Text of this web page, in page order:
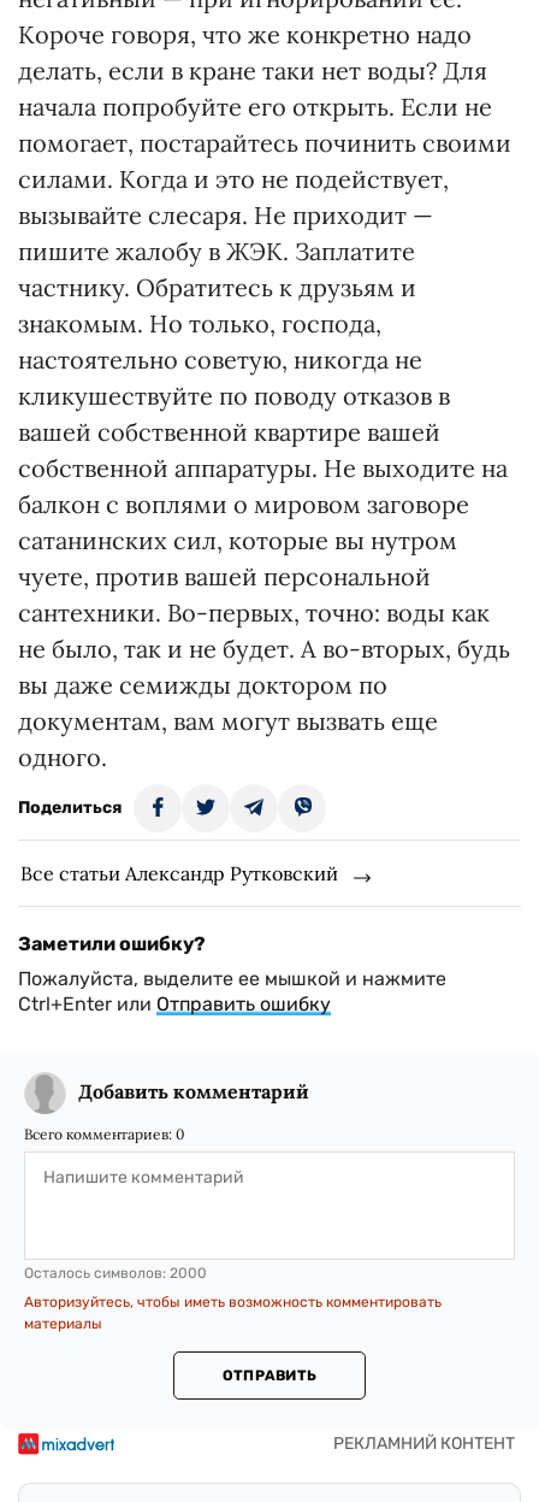
Короче говоря, что же конкретно надо
делать, если в кране таки нет воды? Для
начала попробуйте его открыть. Если не
помогает, постарайтесь починить своими
силами. Когда и это не подействует,
вызывайте слесаря. Не приходит —
пишите жалобу в ЖЭК. Заплатите
частнику. Обратитесь к друзьям и
знакомым. Но только, господа,
настоятельно советую, никогда не
кликушествуйте по поводу отказов в
вашей собственной квартире вашей
собственной аппаратуры. Не выходите на
балкон с воплями о мировом заговоре
сатанинских сил, которые вы нутром
чуете, против вашей персональной
сантехники. Во-первых, точно: воды как
не было, так и не будет. А во-вторых, будь
вы даже семижды доктором по
документам, вам могут вызвать еще
одного.
Поделиться
Все статьи Александр Рутковский
Заметили ошибку?
Пожалуйста, выделите ее мышкой и нажмите
Ctrl+Enter или Отправить ошибку
Добавить комментарий
Всего комментариев: 0
Осталось символов: 2000
Авторизуйтесь, чтобы иметь возможность комментировать
материалы
ОТПРАВИТЬ